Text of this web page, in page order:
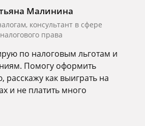
Малинина
консультант в сфере
налогового права
по налоговым льготам и
Помогу оформить
расскажу как выиграть на
и не платить много